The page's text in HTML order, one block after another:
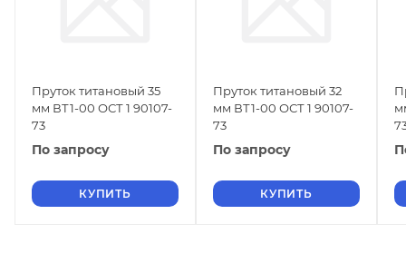
Пруток титановый 35
мм ВТ1-00 ОСТ 1 90107-
73
По запросу
КУПИТЬ
Пруток титановый 32
мм ВТ1-00 ОСТ 1 90107-
73
По запросу
КУПИТЬ